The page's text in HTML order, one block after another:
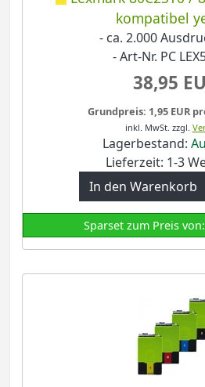
kompatibel
- ca. 2.000
- Art-Nr. PC
38,95
Grundpreis: 1,95 EUR
inkl. MwSt. zzgl.
Lagerbestand:
Lieferzeit: 1-3
In den Warenkorb
Sparset zum Preis